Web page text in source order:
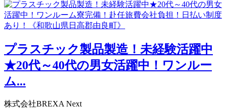
プラスチック製品製造！未経験活躍中
★20代～40代の男女活躍中！ワンルー
ム...
株式会社BREXA Next